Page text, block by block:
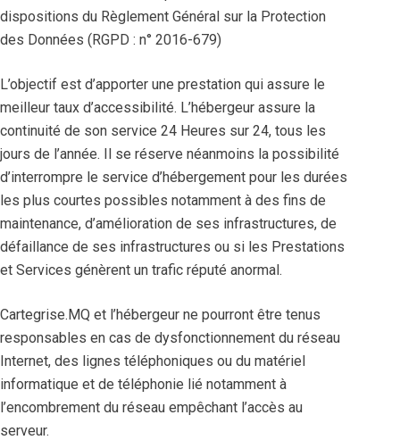
dispositions du Règlement Général sur la Protection
des Données (RGPD : n° 2016-679)
L’objectif est d’apporter une prestation qui assure le
meilleur taux d’accessibilité. L’hébergeur assure la
continuité de son service 24 Heures sur 24, tous les
jours de l’année. Il se réserve néanmoins la possibilité
d’interrompre le service d’hébergement pour les durées
les plus courtes possibles notamment à des fins de
maintenance, d’amélioration de ses infrastructures, de
défaillance de ses infrastructures ou si les Prestations
et Services génèrent un trafic réputé anormal.
Cartegrise.MQ et l’hébergeur ne pourront être tenus
responsables en cas de dysfonctionnement du réseau
Internet, des lignes téléphoniques ou du matériel
informatique et de téléphonie lié notamment à
l’encombrement du réseau empêchant l’accès au
serveur.